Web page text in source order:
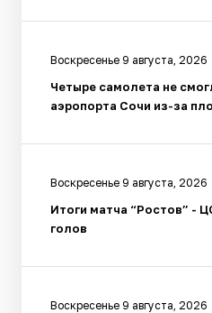
Воскресенье 9 августа, 2026
Четыре самолета не
аэропорта Сочи из-за
Воскресенье 9 августа, 2026
Итоги матча “Ростов” -
голов
Воскресенье 9 августа, 2026